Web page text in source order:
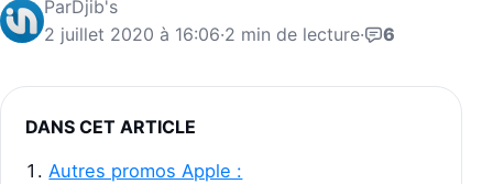
ParDjib's
2 juillet 2020 à 16:06·2 min de lecture· 6
DANS CET ARTICLE
Autres promos Apple :